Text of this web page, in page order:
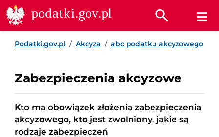
Przejdź do treści
Przejdź do wyszukiwarki
Przejdź do stopki
podatki.gov.pl
Podatki.gov.pl Akcyza abc podatku akcyzowego
Zabezpieczenia akcyzowe
Kto ma obowiązek złożenia zabezpieczenia
akcyzowego, kto jest zwolniony, jakie są
rodzaje zabezpieczeń